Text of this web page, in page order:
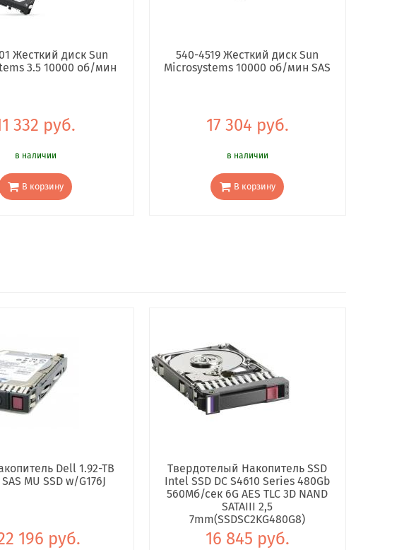
Жесткий диск Sun
3.5 10000 об/мин
332 руб.
в наличии
В корзину
540-4519 Жесткий диск Sun
Microsystems 10000 об/мин SAS
17 304 руб.
в наличии
В корзину
Dell 1.92-TB
MU SSD w/G176J
196 руб.
Твердотелый Накопитель SSD
Intel SSD DC S4610 Series 480Gb
560Мб/сек 6G AES TLC 3D NAND
SATAIII 2,5
7mm(SSDSC2KG480G8)
16 845 руб.